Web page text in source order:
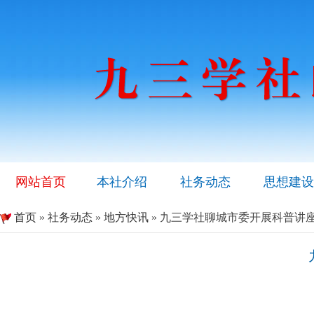
网站首页 本社介绍 社务动态 思想建设
首页 » 社务动态 » 地方快讯 » 九三学社聊城市委开展科普讲